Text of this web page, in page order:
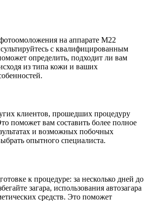
на аппарате М22
с квалифицированным
определить, подходит ли вам
из типа кожи и ваших
клиентов, прошедших процедуру
поможет вам составить более полное
и возможных побочных
опытного специалиста.
к процедуре: за несколько дней до
загара, использования автозагара
средств. Это поможет